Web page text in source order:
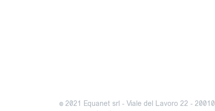
© 2021 Equanet srl - Viale del Lavoro 22 - 20010